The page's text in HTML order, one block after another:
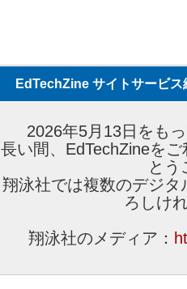
EdTechZine サイトサービス
2026年5月13日をも
長い間、EdTechZineを
とう
翔泳社では複数のデジ
ろしけ
翔泳社のメディア：